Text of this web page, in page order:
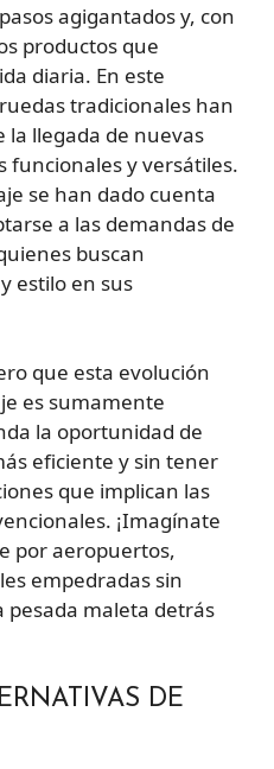
agigantados y, con
productos que
diaria. En este
tradicionales han
la llegada de nuevas
funcionales y versátiles.
se han dado cuenta
a las demandas de
buscan
estilo en sus
que esta evolución
es sumamente
la oportunidad de
eficiente y sin tener
que implican las
¡Imagínate
por aeropuertos,
empedradas sin
maleta detrás
DE